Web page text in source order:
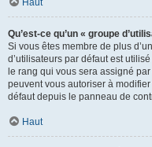
Haut
Qu’est-ce qu’un « groupe
Si vous êtes membre de plus
d’utilisateurs par défaut est
le rang qui vous sera assigné
peuvent vous autoriser à
défaut depuis le panneau de
Haut